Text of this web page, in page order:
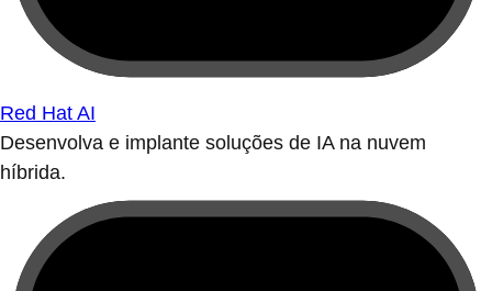
Red Hat AI
Desenvolva e implante soluções de IA na nuvem
híbrida.